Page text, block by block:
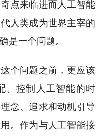
点来临进而人工智能
人类成为世界主宰的
是一个问题。
个问题之前，更应该
、控制人工智能的时
念、追求和动机引导
。作为与人工智能接